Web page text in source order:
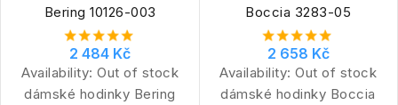
Bering 10126-003
2 484 Kč
Availability: Out of stock
dámské hodinky Bering
Boccia 3283-05
2 658 Kč
Availability: Out of stock
dámské hodinky Boccia